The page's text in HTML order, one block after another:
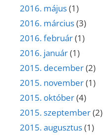
2016. május(1)
2016. március(3)
2016. február(1)
2016. január(1)
2015. december(2)
2015. november(1)
2015. október(4)
2015. szeptember(2)
2015. augusztus(1)